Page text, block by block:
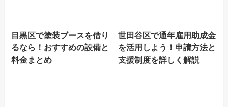
目黒区で塗装ブースを借り
るなら！おすすめの設備と
料金まとめ
世田谷区で通年雇用助成金
を活用しよう！申請方法と
支援制度を詳しく解説